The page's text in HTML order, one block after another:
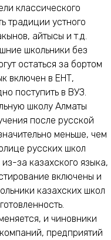
классического
традиции устного
айтысы и т.д.
школьники без
остаться за бортом
включен в ЕНТ,
поступить в ВУЗ.
школу Алматы
после русской
меньше, чем
русских школ
за казахского языка,
включены и
казахских школ
и чиновники
предприятий